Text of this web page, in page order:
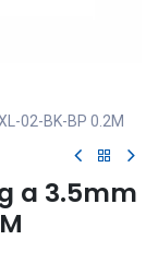
02-BK-BP 0.2M
a 3.5mm